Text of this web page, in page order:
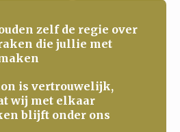
zelf de regie over
die jullie met
is vertrouwelijk,
wij met elkaar
blijft onder ons